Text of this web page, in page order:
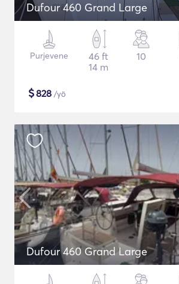
Dufour 460 Grand Large
Purjevene
46 ft
14 m
10
$828 /yö
Dufour 460 Grand Large